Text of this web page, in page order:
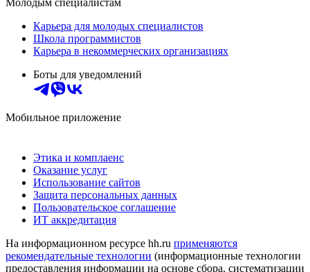
Молодым специалистам
Карьера для молодых специалистов
Школа программистов
Карьера в некоммерческих организациях
Боты для уведомлений
Мобильное приложение
Этика и комплаенс
Оказание услуг
Использование сайтов
Защита персональных данных
Пользовательское соглашение
ИТ аккредитация
На информационном ресурсе hh.ru применяются
рекомендательные технологии (информационные технологии
предоставления информации на основе сбора, систематизации